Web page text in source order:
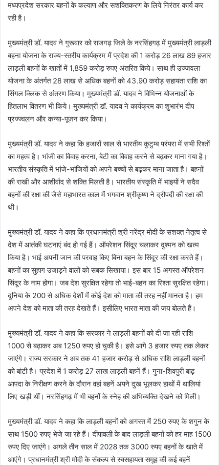
मध्यप्रदेश सरकार बहनों के कल्याण और सशक्तिकरण के लिये निरंतर कार्य कर
रही है।
मुख्यमंत्री डॉ. यादव ने गुरूवार को राजगढ़ जिले के नरसिंहगढ़ में मुख्यमंत्री लाड़ली
बहना योजना के राज्य-स्तरीय कार्यक्रम में प्रदेश की 1 करोड़ 26 लाख 89 हजार
लाड़ली बहनों के खातों में 1,859 करोड़ रुपए अंतरित किये। साथ ही उज्जवला
योजना के अंतर्गत 28 लाख से अधिक बहनों को 43.90 करोड़ सहायता राशि का
सिंगल क्लिक से अंतरण किया। मुख्यमंत्री डॉ. यादव ने विभिन्न योजनाओं के
हितलाभ वितरण भी किये। मुख्यमंत्री डॉ. यादव ने कार्यक्रम का शुभारंभ दीप
प्रज्ज्वलन और कन्या-पूजन कर किया।
मुख्यमंत्री डॉ. यादव ने कहा कि हजारों साल से भारतीय कुटुम्ब परंपरा में सभी रिश्तों
का महत्व है। भांजी का विवाह करना, बेटी का विवाह करने से बढ़कर माना गया है।
भारतीय संस्कृति में भांजे-भांजियों को अपने बच्चों से बढ़कर माना जाता है। बहनों
की राखी और आशीर्वाद से शक्ति मिलती है। भारतीय संस्कृति में भाइयों ने सदैव
बहनों की रक्षा की जैसे महाभारत काल में भगवान श्रीकृष्ण ने द्रौपदी की रक्षा की
थी।
मुख्यमंत्री डॉ. यादव ने कहा कि प्रधानमंत्री श्री नरेंद्र मोदी के सशक्त नेतृत्व से
देश में आतंकी घटनाएं बंद हो गई हैं। ऑपरेशन सिंदूर चलाकर दुश्मन को खत्म
किया है। भाई अपनी जान की परवाह किए बिना बहन के सिंदूर की रक्षा करते हैं।
बहनों का सुहाग उजाड़ने वालों को सबक सिखाया। इस बार 15 अगस्त ऑपरेशन
सिंदूर के नाम होगा। जब देश सुरक्षित रहेगा तो भाई-बहन का रिश्ता सुरक्षित रहेगा।
दुनिया के 200 से अधिक देशों में कोई देश को माता की तरह नहीं मानता है। हम
अपने देश को माता की तरह देखते हैं। इसीलिए भारत माता की जय बोलते हैं।
मुख्यमंत्री डॉ. यादव ने कहा कि सरकार ने लाड़ली बहनों को दी जा रही राशि
1000 से बढ़ाकर अब 1250 रुपए हो चुकी है। इसे आगे 3 हजार रुपए तक लेकर
जाएंगे। राज्य सरकार ने अब तक 41 हजार करोड़ से अधिक राशि लाड़ली बहनों
को बांटी है। प्रदेश में 1 करोड़ 27 लाख लाड़ली बहनें हैं। गुना-शिवपुरी बाढ़
आपदा के निरीक्षण करने के दौरान वहां बहनें अपने दुख भूलकर हाथों में थालियां
लिए खड़ी थीं। नरसिंहगढ़ में भी बहनों के स्नेह की अभिव्यक्ति देखने को मिली।
मुख्यमंत्री डॉ. यादव ने कहा कि लाड़ली बहनों को अगस्त में 250 रुपए के शगुन के
साथ 1500 रुपए भेजे जा रहे हैं। दीपावली के बाद लाड़ली बहनों को हर माह 1500
रुपए दिए जाएंगे। अगले तीन साल में 2028 तक 3000 रुपए बहनों के खाते में
आएंगे। प्रधानमंत्री श्री मोदी के संकल्प से स्वसहायता समूह की कई बहनें